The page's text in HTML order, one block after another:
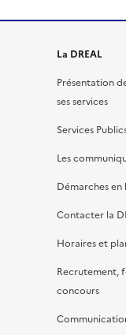
La DREAL
Présentation
ses services
Services
Les
Démarches en
Contacter la
Horaires et
Recrutement,
concours